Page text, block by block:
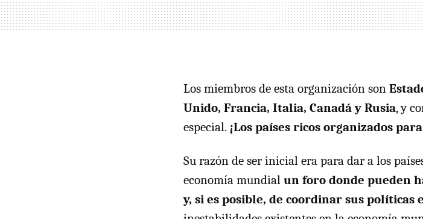
Los miembros de esta organización son
Unido, Francia, Italia, Canadá y Rusia, y
especial. ¡Los países ricos organizados
Su razón de ser inicial era para dar a los
economía mundial un foro donde pueden
y, si es posible, de coordinar sus políticas